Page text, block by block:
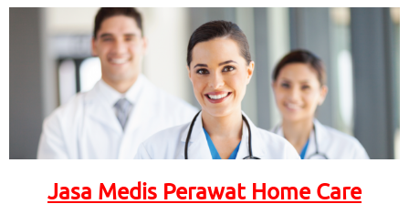
Jasa Medis Perawat Home Care